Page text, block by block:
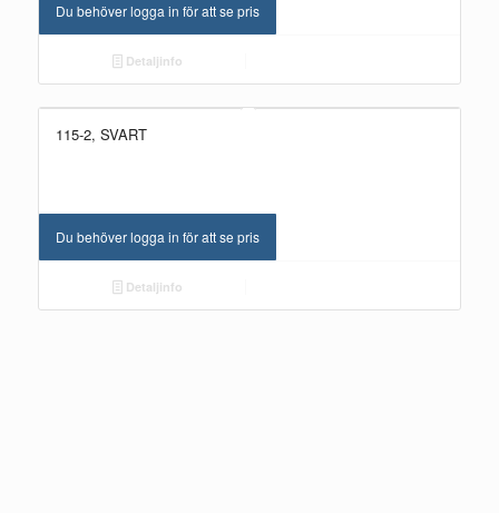
Du behöver logga in för att se pris
Detaljinfo
115-2, SVART
Du behöver logga in för att se pris
Detaljinfo